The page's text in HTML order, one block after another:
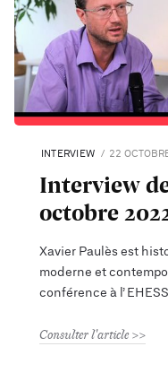
INTERVIEW 22
Interview
octobre
Xavier Paulès est
moderne et
conférence à l’
Consulter l'article